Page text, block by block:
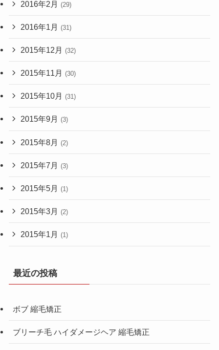
2016年2月 (29)
2016年1月 (31)
2015年12月 (32)
2015年11月 (30)
2015年10月 (31)
2015年9月 (3)
2015年8月 (2)
2015年7月 (3)
2015年5月 (1)
2015年3月 (2)
2015年1月 (1)
最近の投稿
ボブ 縮毛矯正
ブリーチ毛 ハイダメージヘア 縮毛矯正